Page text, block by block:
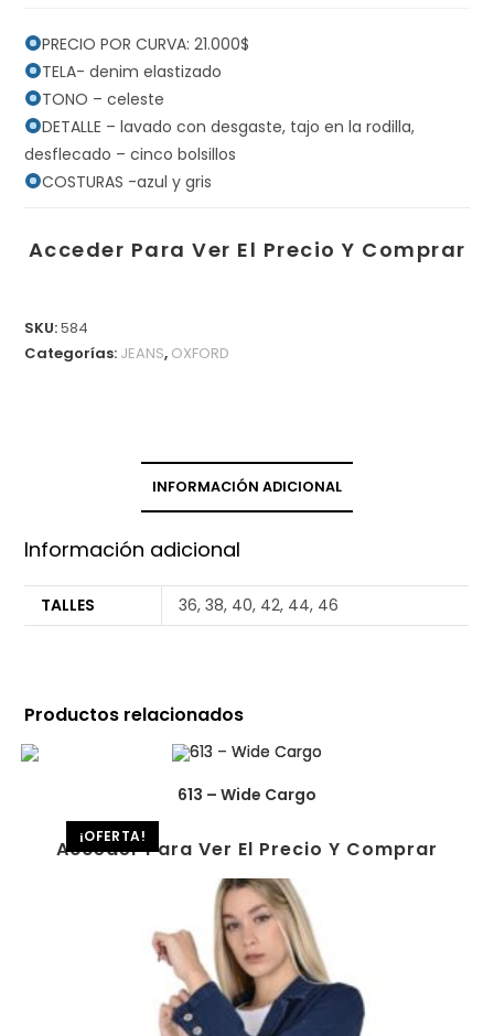
PRECIO POR CURVA: 21.000$
TELA- denim elastizado
TONO – celeste
DETALLE – lavado con desgaste, tajo en la rodilla,
desflecado – cinco bolsillos
COSTURAS -azul y gris
Acceder Para Ver El Precio Y Comprar
SKU:584
Categorías: JEANS, OXFORD
INFORMACIÓN ADICIONAL
Información adicional
TALLES 36, 38, 40, 42, 44, 46
Productos relacionados
¡OFERTA!
613 – Wide Cargo
Acceder Para Ver El Precio Y Comprar